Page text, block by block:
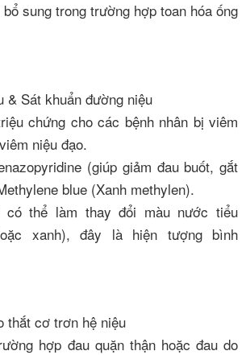
sung trong trường hợp toan hóa ống
& Sát khuẩn đường niệu
chứng cho các bệnh nhân bị viêm
niệu đạo.
(giúp giảm đau buốt, gắt
blue (Xanh methylen).
có thể làm thay đổi màu nước tiểu
xanh), đây là hiện tượng bình
thắt cơ trơn hệ niệu
hợp đau quặn thận hoặc đau do